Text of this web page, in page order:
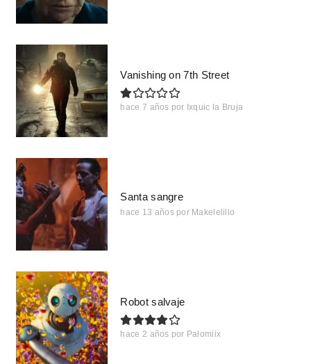
Vanishing on 7th Street
hace 7 años por Ixquic la Bruja
Santa sangre
hace 13 años por Makelelillo
Robot salvaje
hace 2 años por Palomiix